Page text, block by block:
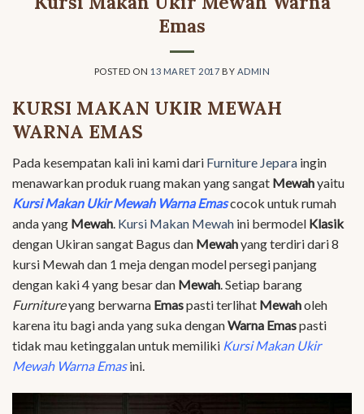
Emas
POSTED ON 13 MARET 2017 BY ADMIN
KURSI MAKAN UKIR MEWAH
WARNA EMAS
Pada kesempatan kali ini kami dari Furniture Jepara ingin
menawarkan produk ruang makan yang sangat Mewahyaitu
Kursi Makan Ukir Mewah Warna Emascocok untuk rumah
anda yang Mewah. Kursi Makan Mewah ini bermodel Klasik
dengan Ukiran sangat Bagus dan Mewahyang terdiri dari 8
kursi Mewah dan 1 meja dengan model persegi panjang
dengan kaki 4 yang besar dan Mewah. Setiap barang
Furnitureyang berwarna Emaspasti terlihat Mewaholeh
karena itu bagi anda yang suka denganWarna Emaspasti
tidak mau ketinggalan untuk memiliki Kursi Makan Ukir
Mewah Warna Emasini.